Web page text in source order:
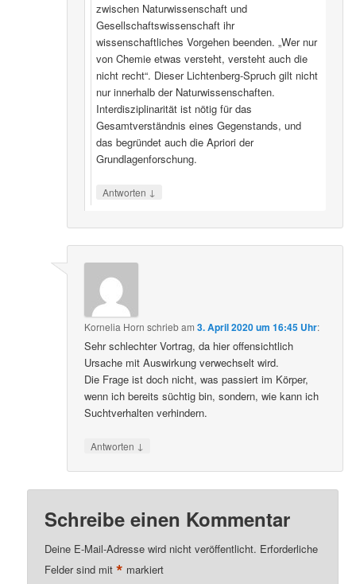
zwischen Naturwissenschaft und
Gesellschaftswissenschaft ihr
wissenschaftliches Vorgehen beenden. „Wer nur
von Chemie etwas versteht, versteht auch die
nicht recht“. Dieser Lichtenberg-Spruch gilt nicht
nur innerhalb der Naturwissenschaften.
Interdisziplinarität ist nötig für das
Gesamtverständnis eines Gegenstands, und
das begründet auch die Apriori der
Grundlagenforschung.
Antworten ↓
Kornelia Horn schriebam3. April 2020 um 16:45 Uhr:
Sehr schlechter Vortrag, da hier offensichtlich
Ursache mit Auswirkung verwechselt wird.
Die Frage ist doch nicht, was passiert im Körper,
wenn ich bereits süchtig bin, sondern, wie kann ich
Suchtverhalten verhindern.
Antworten ↓
Schreibe einen Kommentar
Deine E-Mail-Adresse wird nicht veröffentlicht. Erforderliche
Felder sind mit* markiert